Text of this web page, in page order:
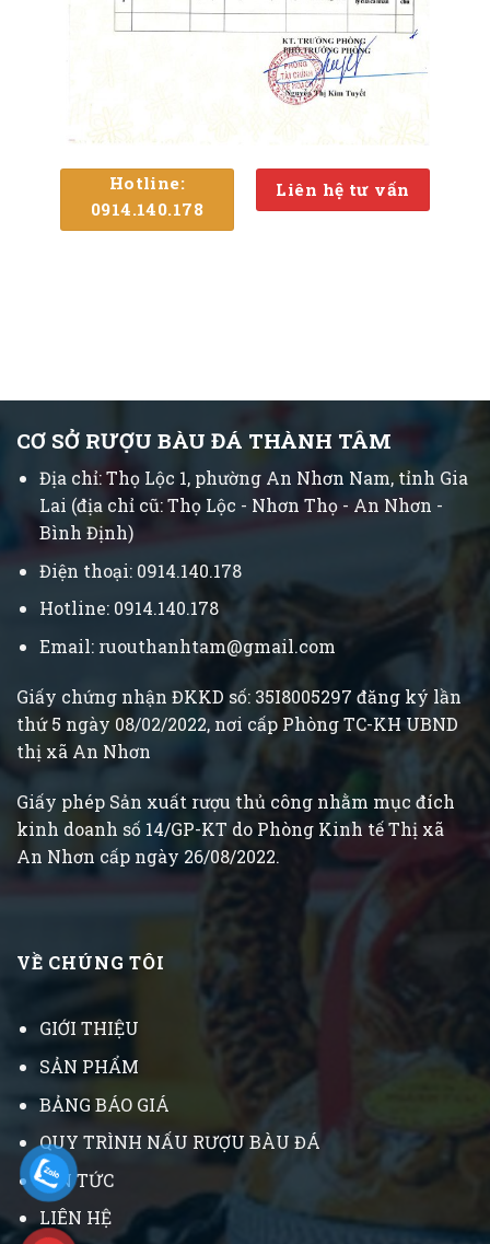
Hotline:
0914.140.178
Liên hệ tư vấn
CƠ SỞ RƯỢU BÀU ĐÁ THÀNH TÂM
Địa chỉ: Thọ Lộc 1, phường An Nhơn Nam, tỉnh Gia
Lai (địa chỉ cũ: Thọ Lộc - Nhơn Thọ - An Nhơn -
Bình Định)
Điện thoại: 0914.140.178
Hotline: 0914.140.178
Email: ruouthanhtam@gmail.com
Giấy chứng nhận ĐKKD số: 35I8005297 đăng ký lần
thứ 5 ngày 08/02/2022, nơi cấp Phòng TC-KH UBND
thị xã An Nhơn
Giấy phép Sản xuất rượu thủ công nhằm mục đích
kinh doanh số 14/GP-KT do Phòng Kinh tế Thị xã
An Nhơn cấp ngày 26/08/2022.
VỀ CHÚNG TÔI
GIỚI THIỆU
SẢN PHẨM
BẢNG BÁO GIÁ
QUY TRÌNH NẤU RƯỢU BÀU ĐÁ
TIN TỨC
LIÊN HỆ